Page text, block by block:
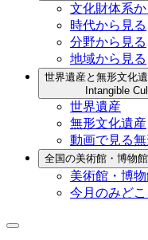
文化財体系
時代から見る
分野から見る
地域から見る
世界遺産と無形文化
Intangible
世界遺産
無形文化遺産
動画で見る
全国の美術館・博物館
美術館・博
今月のみどこ